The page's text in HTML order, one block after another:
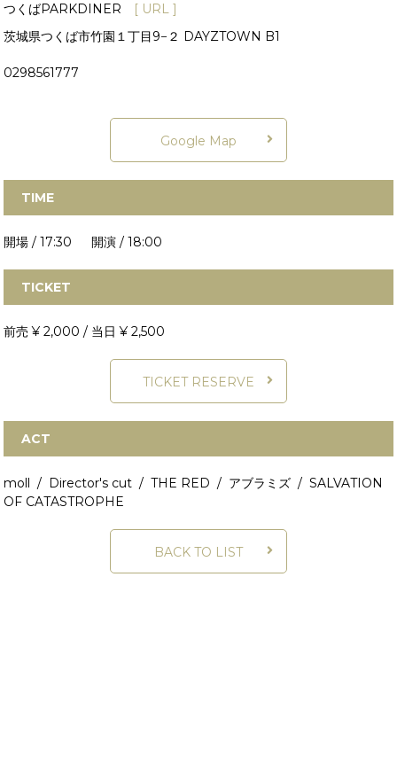
つくばPARKDINER
[ URL ]
茨城県つくば市竹園１丁目9−２ DAYZTOWN B1
0298561777
Google Map
TIME
開場 / 17:30 開演 / 18:00
TICKET
前売 ¥ 2,000 / 当日 ¥ 2,500
TICKET RESERVE
ACT
moll / Director's cut / THE RED / アブラミズ / SALVATION
OF CATASTROPHE
BACK TO LIST